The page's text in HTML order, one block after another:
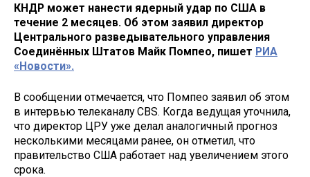
КНДР может нанести ядерный удар по США в
течение 2 месяцев. Об этом заявил директор
Центрального разведывательного управления
Соединённых Штатов Майк Помпео, пишет РИА
«Новости».
В сообщении отмечается, что Помпео заявил об этом
в интервью телеканалу CBS. Когда ведущая уточнила,
что директор ЦРУ уже делал аналогичный прогноз
несколькими месяцами ранее, он отметил, что
правительство США работает над увеличением этого
срока.